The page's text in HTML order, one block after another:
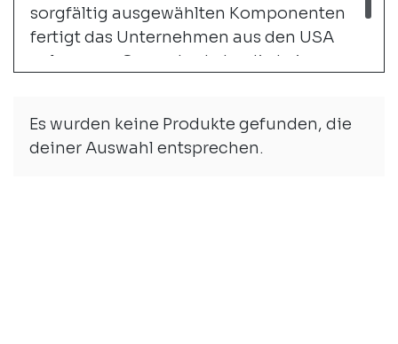
sorgfältig ausgewählten Komponenten
fertigt das Unternehmen aus den USA
gelungene Gesamtpakete, die keine
Es wurden keine Produkte gefunden, die
deiner Auswahl entsprechen.